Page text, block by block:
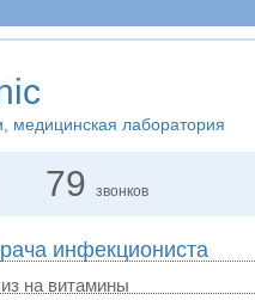
медицинская лаборатория
79 звонков
инфекциониста
на витамины